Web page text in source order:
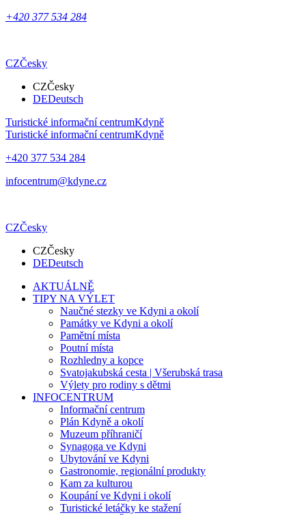
+420 377 534 284
CZČesky
CZČesky
DEDeutsch
Turistické informační centrumKdyně
Turistické informační centrumKdyně
+420 377 534 284
infocentrum@kdyne.cz
CZČesky
CZČesky
DEDeutsch
AKTUÁLNĚ
TIPY NA VÝLET
Naučné stezky ve Kdyni a okolí
Památky ve Kdyni a okolí
Pamětní místa
Poutní místa
Rozhledny a kopce
Svatojakubská cesta | Všerubská trasa
Výlety pro rodiny s dětmi
INFOCENTRUM
Informační centrum
Plán Kdyně a okolí
Muzeum příhraničí
Synagoga ve Kdyni
Ubytování ve Kdyni
Gastronomie, regionální produkty
Kam za kulturou
Koupání ve Kdyni i okolí
Turistické letáčky ke stažení